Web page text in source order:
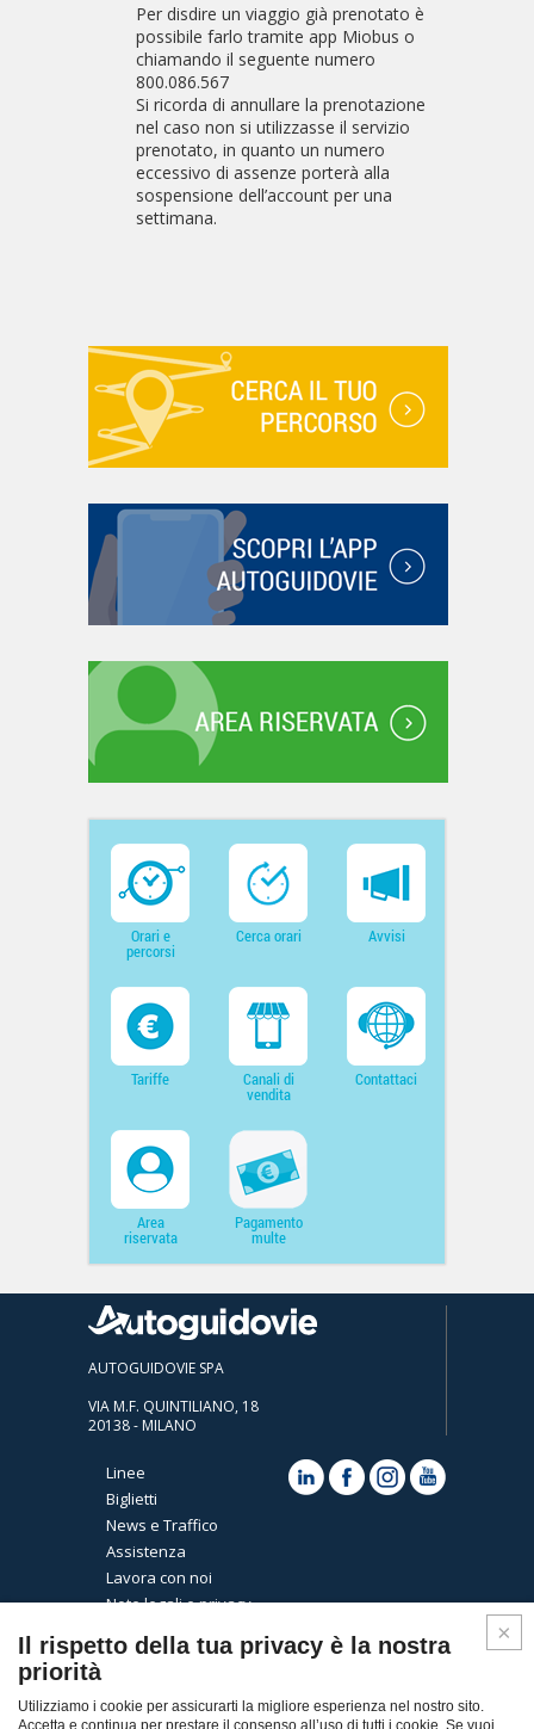
Per disdire un viaggio già prenotato è
possibile farlo tramite app Miobus o
chiamando il seguente numero
800.086.567
Si ricorda di annullare la prenotazione
nel caso non si utilizzasse il servizio
prenotato, in quanto un numero
eccessivo di assenze porterà alla
sospensione dell’account per una
settimana.
Orari e
percorsi
Cerca orari Avvisi
Tariffe Canali di
vendita
Contattaci
Area
riservata
Pagamento
multe
AUTOGUIDOVIE SPA
VIA M.F. QUINTILIANO, 18
20138 - MILANO
Linee
Biglietti
News e Traffico
Assistenza
Lavora con noi
Note legali e privacy
Il rispetto della tua privacy è la nostra
priorità
Utilizziamo i cookie per assicurarti la migliore esperienza nel nostro sito.
Accetta e continua per prestare il consenso all’uso di tutti i cookie. Se vuoi